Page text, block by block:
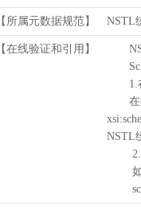
【所属元数据规范】 NSTL
【在线验证和引用】
1.
在待
NSTL
2.
如需